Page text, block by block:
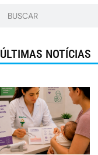
ÚLTIMAS NOTÍCIAS